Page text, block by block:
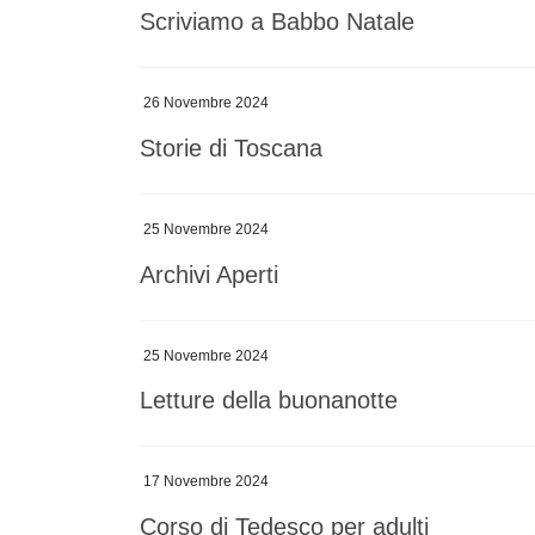
Scriviamo a Babbo Natale
26 Novembre 2024
Storie di Toscana
25 Novembre 2024
Archivi Aperti
25 Novembre 2024
Letture della buonanotte
17 Novembre 2024
Corso di Tedesco per adulti